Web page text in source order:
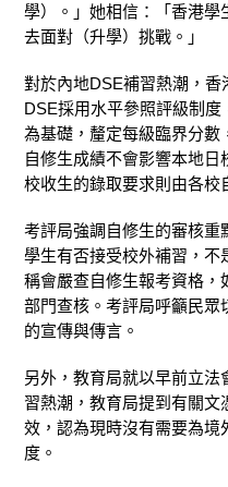
學）。」她相信：「香港學
去面對（升學）挑戰。」
對於內地DSE補習熱潮，
DSE採用水平參照評級制
為基礎，釐定每級臨界分數
自修生成績不會影響本地
校收生的錄取要求則由各校
考評局強調自修生的審核重
學生有否接受校外補習，不
稱會嚴查自修生報考資格，
部門查核。考評局呼籲民眾
的宣傳與傳言。
另外，教育局就以早前立
習熱潮，教育局提到有關文
效，認為現時沒有需要為境
度。